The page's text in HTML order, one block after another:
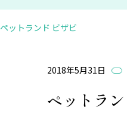
ペットランド ビザビ
2018年5月31日
ペットラ